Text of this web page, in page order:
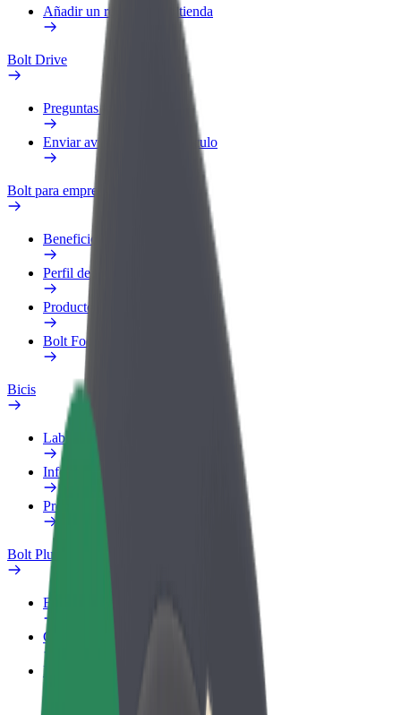
Añadir un restaurante o tienda
Bolt Drive
Preguntas frecuentes
Enviar aviso sobre un vehículo
Bolt para empresas
Beneficios
Perfil de trabajo
Productos
Bolt Food para empresas
Bicis
Laboratorio de seguridad
Informar de un problema
Preguntas frecuentes
Bolt Plus
Beneficios
Cómo unirse
Preguntas frecuentes